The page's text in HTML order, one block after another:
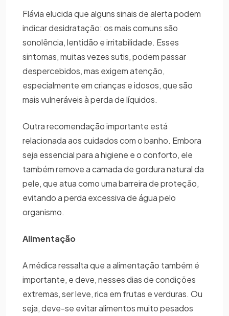
Flávia elucida que alguns sinais de alerta podem
indicar desidratação: os mais comuns são
sonolência, lentidão e irritabilidade. Esses
sintomas, muitas vezes sutis, podem passar
despercebidos, mas exigem atenção,
especialmente em crianças e idosos, que são
mais vulneráveis à perda de líquidos.
Outra recomendação importante está
relacionada aos cuidados com o banho. Embora
seja essencial para a higiene e o conforto, ele
também remove a camada de gordura natural da
pele, que atua como uma barreira de proteção,
evitando a perda excessiva de água pelo
organismo.
Alimentação
A médica ressalta que a alimentação também é
importante, e deve, nesses dias de condições
extremas, ser leve, rica em frutas e verduras. Ou
seja, deve-se evitar alimentos muito pesados